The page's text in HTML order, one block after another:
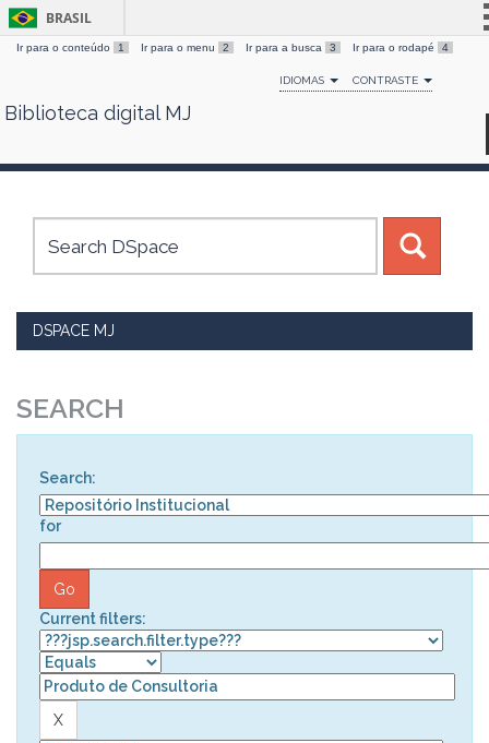
Skip
BRASIL
Simplifique!
Comunica BR
Canais
Ir para o conteúdo 1 Ir para o menu 2 Ir para a busca 3 Ir para o rodapé 4
IDIOMAS CONTRASTE
Biblioteca digital MJ
DSPACE MJ
SEARCH
Search:
for
Current filters: